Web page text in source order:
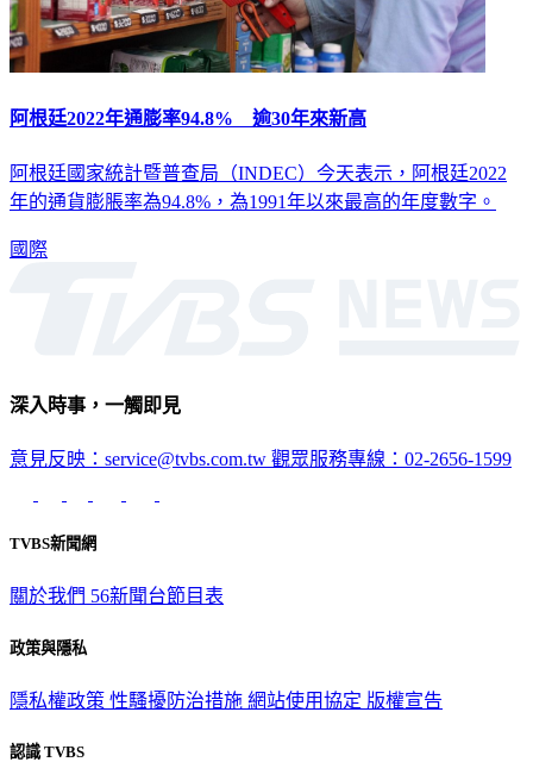
阿根廷2022年通膨率94.8% 逾30年來新高
阿根廷國家統計暨普查局（INDEC）今天表示，阿根廷2022
年的通貨膨脹率為94.8%，為1991年以來最高的年度數字。
國際
深入時事，一觸即見
意見反映：service@tvbs.com.tw 觀眾服務專線：02-2656-1599
TVBS新聞網
關於我們 56新聞台節目表
政策與隱私
隱私權政策 性騷擾防治措施 網站使用協定 版權宣告
認識 TVBS